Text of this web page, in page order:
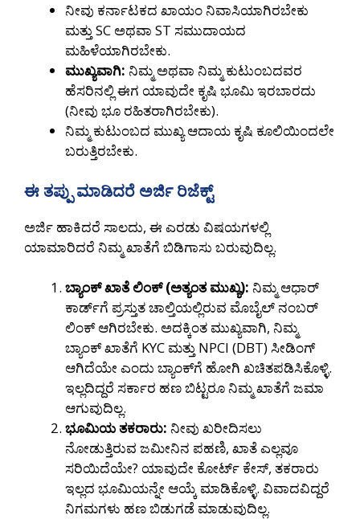
ನೀವು ಕರ್ನಾಟಕದ ಖಾಯಂ ನಿವಾಸಿಯಾಗಿರಬೇಕು
ಮತ್ತು SC ಅಥವಾ ST ಸಮುದಾಯದ
ಮಹಿಳೆಯಾಗಿರಬೇಕು.
ಮುಖ್ಯವಾಗಿ: ನಿಮ್ಮ ಅಥವಾ ನಿಮ್ಮ ಕುಟುಂಬದವರ
ಹೆಸರಿನಲ್ಲಿ ಈಗ ಯಾವುದೇ ಕೃಷಿ ಭೂಮಿ ಇರಬಾರದು
(ನೀವು ಭೂ ರಹಿತರಾಗಿರಬೇಕು).
ನಿಮ್ಮ ಕುಟುಂಬದ ಮುಖ್ಯ ಆದಾಯ ಕೃಷಿ ಕೂಲಿಯಿಂದಲೇ
ಬರುತ್ತಿರಬೇಕು.
ಈ ತಪ್ಪು ಮಾಡಿದರೆ ಅರ್ಜಿ ರಿಜೆಕ್ಟ್
ಅರ್ಜಿ ಹಾಕಿದರೆ ಸಾಲದು, ಈ ಎರಡು ವಿಷಯಗಳಲ್ಲಿ
ಯಾಮಾರಿದರೆ ನಿಮ್ಮ ಖಾತೆಗೆ ಬಿಡಿಗಾಸು ಬರುವುದಿಲ್ಲ.
ಬ್ಯಾಂಕ್ ಖಾತೆ ಲಿಂಕ್ (ಅತ್ಯಂತ ಮುಖ್ಯ): ನಿಮ್ಮ ಆಧಾರ್
ಕಾರ್ಡ್‌ಗೆ ಪ್ರಸ್ತುತ ಚಾಲ್ತಿಯಲ್ಲಿರುವ ಮೊಬೈಲ್ ನಂಬರ್
ಲಿಂಕ್ ಆಗಿರಬೇಕು. ಅದಕ್ಕಿಂತ ಮುಖ್ಯವಾಗಿ, ನಿಮ್ಮ
ಬ್ಯಾಂಕ್ ಖಾತೆಗೆ KYC ಮತ್ತು NPCI (DBT) ಸೀಡಿಂಗ್
ಆಗಿದೆಯೇ ಎಂದು ಬ್ಯಾಂಕ್‌ಗೆ ಹೋಗಿ ಖಚಿತಪಡಿಸಿಕೊಳ್ಳಿ.
ಇಲ್ಲದಿದ್ದರೆ ಸರ್ಕಾರ ಹಣ ಬಿಟ್ಟರೂ ನಿಮ್ಮ ಖಾತೆಗೆ ಜಮಾ
ಆಗುವುದಿಲ್ಲ.
ಭೂಮಿಯ ತಕರಾರು: ನೀವು ಖರೀದಿಸಲು
ನೋಡುತ್ತಿರುವ ಜಮೀನಿನ ಪಹಣಿ, ಖಾತೆ ಎಲ್ಲವೂ
ಸರಿಯಿದೆಯೇ? ಯಾವುದೇ ಕೋರ್ಟ್ ಕೇಸ್, ತಕರಾರು
ಇಲ್ಲದ ಭೂಮಿಯನ್ನೇ ಆಯ್ಕೆ ಮಾಡಿಕೊಳ್ಳಿ. ವಿವಾದವಿದ್ದರೆ
ನಿಗಮಗಳು ಹಣ ಬಿಡುಗಡೆ ಮಾಡುವುದಿಲ್ಲ.